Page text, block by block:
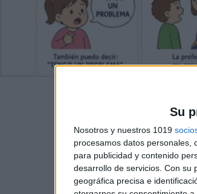
Su
Nosotros y nuestros 1019
procesamos datos personales,
para publicidad y contenido
desarrollo de servicios. Con su
geográfica precisa e